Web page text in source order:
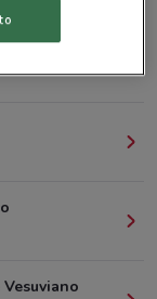
Di Stabia